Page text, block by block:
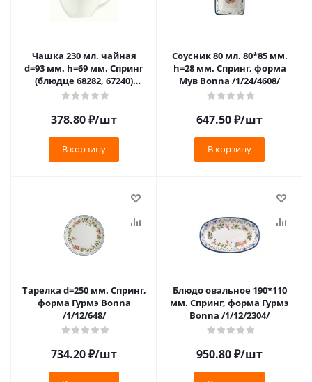
Чашка 230 мл. чайная
d=93 мм. h=69 мм. Спринг
(блюдце 68282, 67240)
Bonna /1/6/792/786/
378.80₽/шт
В корзину
Соусник 80 мл. 80*85 мм.
h=28 мм. Спринг, форма
Мув Bonna /1/24/4608/
647.50₽/шт
В корзину
Тарелка d=250 мм. Спринг,
форма Гурмэ Bonna
/1/12/648/
734.20₽/шт
Блюдо овальное 190*110
мм. Спринг, форма Гурмэ
Bonna /1/12/2304/
950.80₽/шт